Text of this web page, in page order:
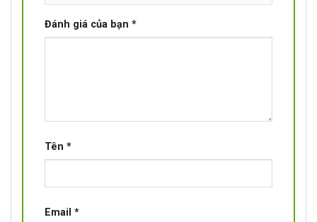
Đánh giá của bạn *
Tên *
Email *